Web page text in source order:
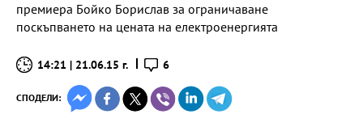
премиера Бойко Борислав за ограничаване
поскъпването на цената на електроенергията
14:21 | 21.06.15 г. 6
СПОДЕЛИ: